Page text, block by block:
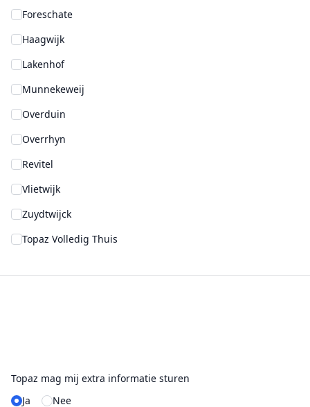
Foreschate
Haagwijk
Lakenhof
Munnekeweij
Overduin
Overrhyn
Revitel
Vlietwijk
Zuydtwijck
Topaz Volledig Thuis
Topaz mag mij extra informatie sturen
Ja
Nee